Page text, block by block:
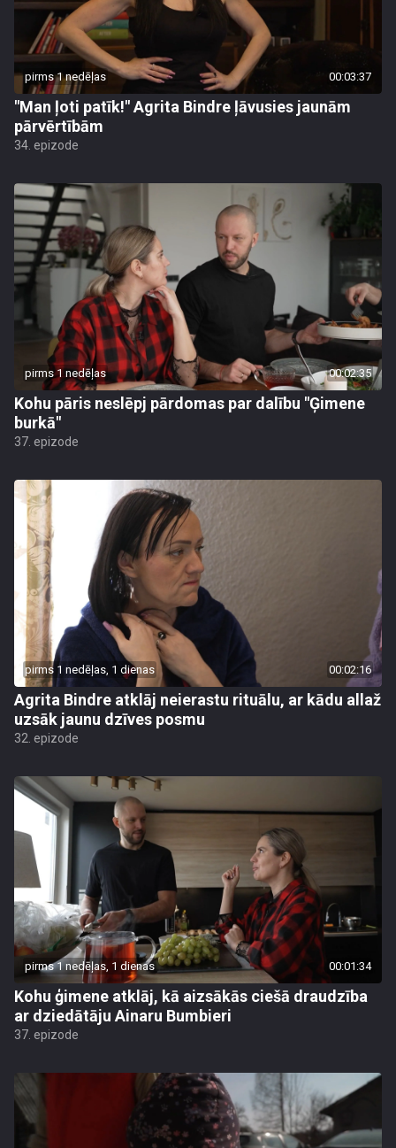
pirms 1 nedēļas 00:03:37
"Man ļoti patīk!" Agrita Bindre ļāvusies jaunām
pārvērtībām
34. epizode
pirms 1 nedēļas 00:02:35
Kohu pāris neslēpj pārdomas par dalību "Ģimene
burkā"
37. epizode
pirms 1 nedēļas, 1 dienas 00:02:16
Agrita Bindre atklāj neierastu rituālu, ar kādu allaž
uzsāk jaunu dzīves posmu
32. epizode
pirms 1 nedēļas, 1 dienas 00:01:34
Kohu ģimene atklāj, kā aizsākās ciešā draudzība
ar dziedātāju Ainaru Bumbieri
37. epizode